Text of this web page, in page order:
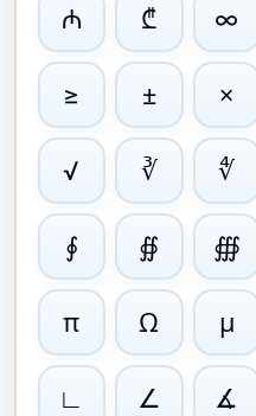
₼ ₾ ∞
≥ ± ×
√ ∛ ∜
∮ ∯ ∰
π Ω µ
∟ ∠ ∡